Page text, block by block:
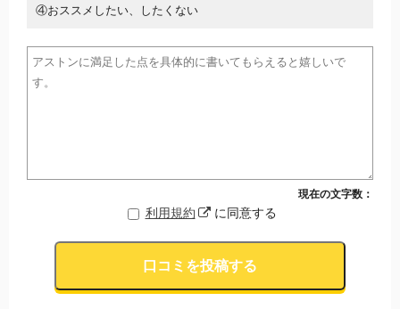
④おススメしたい、したくない
現在の文字数：
利用規約 に同意する
口コミを投稿する